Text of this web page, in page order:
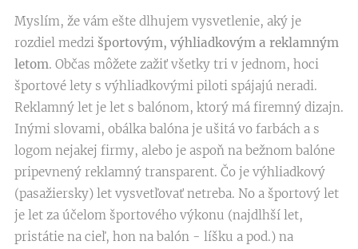
Myslím, že vám ešte dlhujem vysvetlenie, aký je
rozdiel medzi športovým, výhliadkovým a reklamným
letom. Občas môžete zažiť všetky tri v jednom, hoci
športové lety s výhliadkovými piloti spájajú neradi.
Reklamný let je let s balónom, ktorý má firemný dizajn.
Inými slovami, obálka balóna je ušitá vo farbách a s
logom nejakej firmy, alebo je aspoň na bežnom balóne
pripevnený reklamný transparent. Čo je výhliadkový
(pasažiersky) let vysvetľovať netreba. No a športový let
je let za účelom športového výkonu (najdlhší let,
pristátie na cieľ, hon na balón - líšku a pod.) na